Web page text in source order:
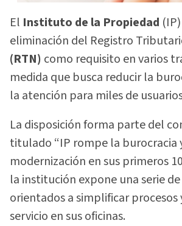
El Instituto de la Propiedad
eliminación del Registro
(RTN) como requisito en varios
medida que busca reducir la
la atención para miles de
La disposición forma parte del
titulado “IP rompe la burocracia
modernización en sus primeros
la institución expone una serie
orientados a simplificar procesos
servicio en sus oficinas.